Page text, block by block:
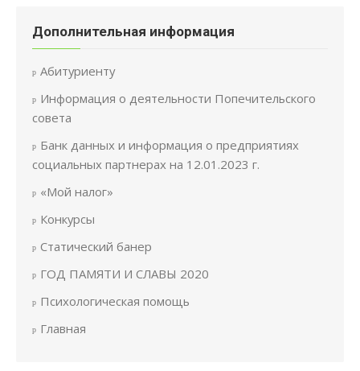
Дополнительная информация
Абитуриенту
Информация о деятельности Попечительского
совета
Банк данных и информация о предприятиях
социальных партнерах на 12.01.2023 г.
«Мой налог»
Конкурсы
Статический банер
ГОД ПАМЯТИ И СЛАВЫ 2020
Психологическая помощь
Главная